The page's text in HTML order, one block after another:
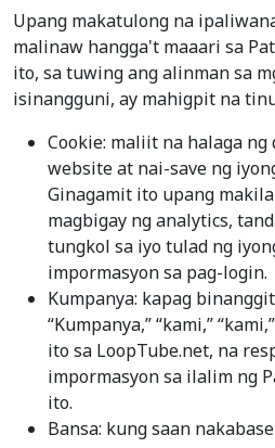
Upang makatulong na
malinaw hangga't maaari sa
ito, sa tuwing ang alinman sa
isinangguni, ay mahigpit na
Cookie: maliit na halaga
website at nai-save ng
Ginagamit ito upang
magbigay ng analytics,
tungkol sa iyo tulad ng
impormasyon sa pag-login.
Kumpanya: kapag
“Kumpanya,” “kami,”
ito sa LoopTube.net, na
impormasyon sa ilalim ng
ito.
Bansa: kung saan